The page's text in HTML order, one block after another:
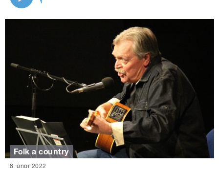
Folk a country
8. únor 2022